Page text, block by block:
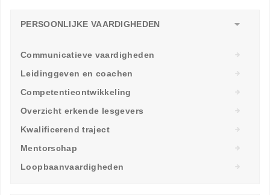
PERSOONLIJKE VAARDIGHEDEN
Communicatieve vaardigheden
Leidinggeven en coachen
Competentieontwikkeling
Overzicht erkende lesgevers
Kwalificerend traject
Mentorschap
Loopbaanvaardigheden